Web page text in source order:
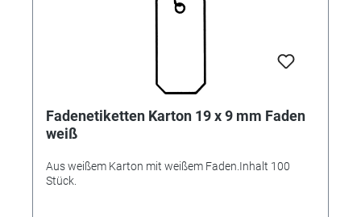
Fadenetiketten Karton 19 x 9 mm Faden
weiß
Aus weißem Karton mit weißem Faden.Inhalt 100
Stück.